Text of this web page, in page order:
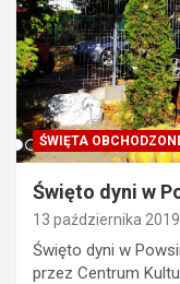
ŚWIĘTA
Święto dyni w
13 października 2019
Święto dyni w
przez Centrum